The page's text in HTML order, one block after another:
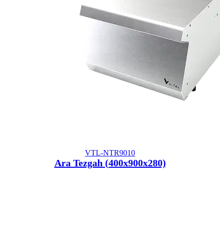
VTL-NTR9010
Ara Tezgah (400x900x280)